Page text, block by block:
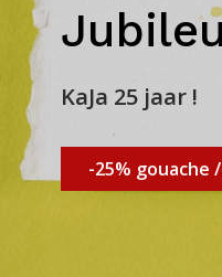
KaJa 25 jaar !
-25% gouache